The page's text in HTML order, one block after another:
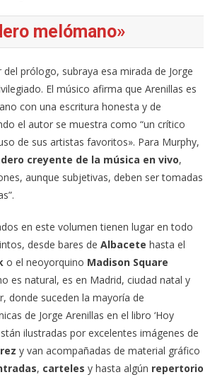
melómano»
del prólogo, subraya esa mirada de Jorge
El músico afirma que Arenillas es
con una escritura honesta y de
el autor se muestra como “un crítico
de sus artistas favoritos». Para Murphy,
creyente de la música en vivo,
aunque subjetivas, deben ser tomadas
en este volumen tienen lugar en todo
desde bares de Albacete hasta el
o el neoyorquino Madison Square
es natural, es en Madrid, ciudad natal y
donde suceden la mayoría de
de Jorge Arenillas en el libro ‘Hoy
ilustradas por excelentes imágenes de
y van acompañadas de material gráfico
, carteles y hasta algún repertorio